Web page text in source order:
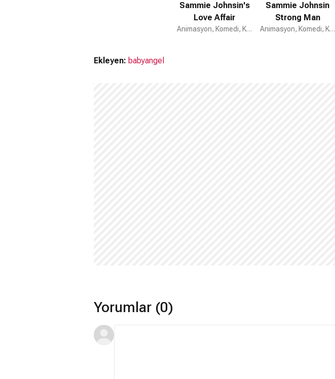
Sammie Johnsin's
Love Affair
Animasyon, Komedi, Kısa Film
Sammie Johnsin
Strong Man
Animasyon, Komedi, Kısa Film
Ekleyen: babyangel
Yorumlar (0)